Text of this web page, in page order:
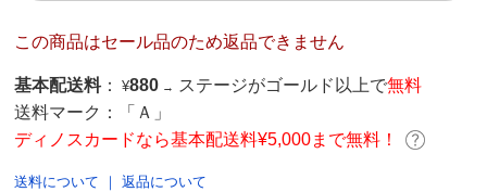
この商品はセール品のため返品できません
基本配送料 ： ¥880 → ステージがゴールド以上で無料
送料マーク：
「Ａ」
ディノスカードなら基本配送料¥5,000まで無料！
送料について ｜返品について